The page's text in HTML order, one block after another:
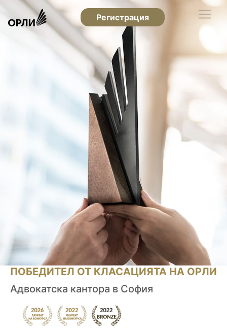
Регистрация
ПОБЕДИТЕЛ ОТ КЛАСАЦИЯТА НА ОРЛИ
Адвокатска кантора в София